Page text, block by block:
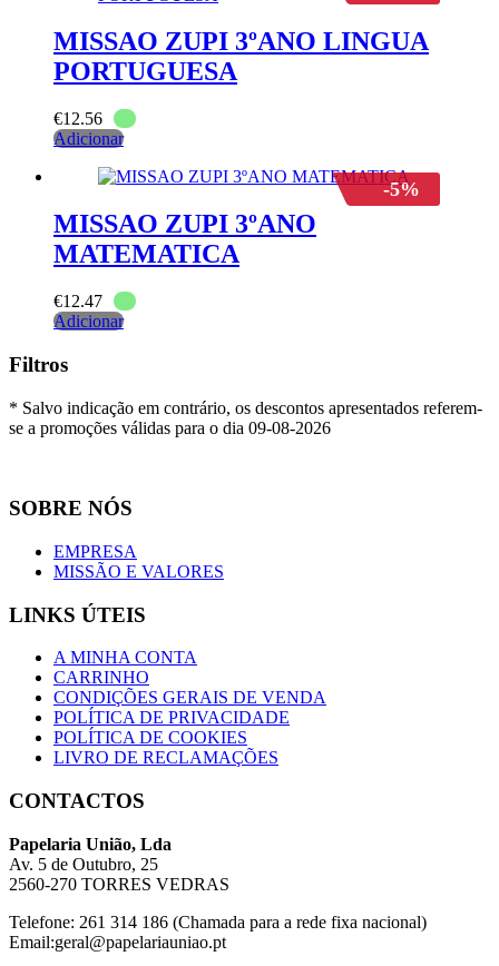
MISSAO ZUPI 3ºANO LINGUA
PORTUGUESA
€12.56
Adicionar
-5%
MISSAO ZUPI 3ºANO
MATEMATICA
€12.47
Adicionar
Filtros
* Salvo indicação em contrário, os descontos apresentados referem-
se a promoções válidas para o dia 09-08-2026
SOBRE NÓS
EMPRESA
MISSÃO E VALORES
LINKS ÚTEIS
A MINHA CONTA
CARRINHO
CONDIÇÕES GERAIS DE VENDA
POLÍTICA DE PRIVACIDADE
POLÍTICA DE COOKIES
LIVRO DE RECLAMAÇÕES
CONTACTOS
Papelaria União, Lda
Av. 5 de Outubro, 25
2560-270 TORRES VEDRAS
Telefone: 261 314 186 (Chamada para a rede fixa nacional)
Email:geral@papelariauniao.pt